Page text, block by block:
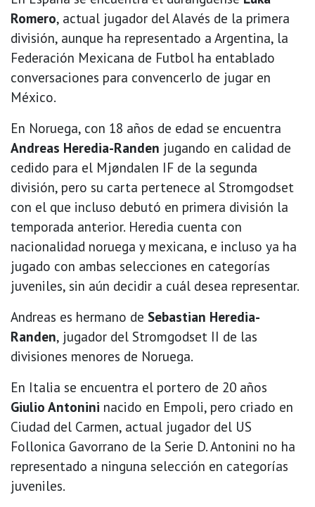
Romero, actual jugador del Alavés de la primera
división, aunque ha representado a Argentina, la
Federación Mexicana de Futbol ha entablado
conversaciones para convencerlo de jugar en
México.
En Noruega, con 18 años de edad se encuentra
Andreas Heredia-Randen jugando en calidad de
cedido para el Mjøndalen IF de la segunda
división, pero su carta pertenece al Stromgodset
con el que incluso debutó en primera división la
temporada anterior. Heredia cuenta con
nacionalidad noruega y mexicana, e incluso ya ha
jugado con ambas selecciones en categorías
juveniles, sin aún decidir a cuál desea representar.
Andreas es hermano de Sebastian Heredia-
Randen, jugador del Stromgodset II de las
divisiones menores de Noruega.
En Italia se encuentra el portero de 20 años
Giulio Antonini nacido en Empoli, pero criado en
Ciudad del Carmen, actual jugador del US
Follonica Gavorrano de la Serie D. Antonini no ha
representado a ninguna selección en categorías
juveniles.